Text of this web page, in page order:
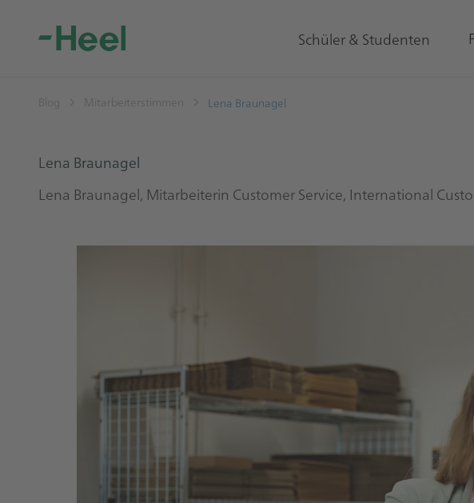
Schüler & Studenten
Blog Mitarbeiterstimmen Lena Braunagel
Lena Braunagel
Lena Braunagel, Mitarbeiterin Customer Service, International